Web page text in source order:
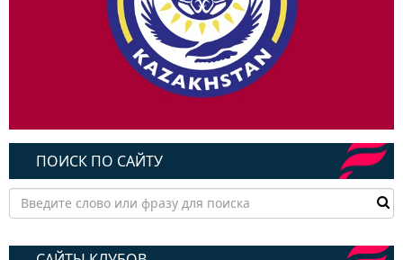
ПОИСК ПО САЙТУ